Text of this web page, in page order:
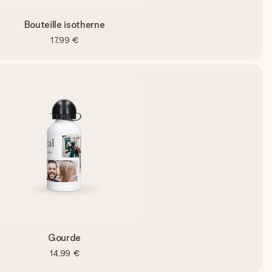
Bouteille isotherne
17,99 €
Gourde
14,99 €